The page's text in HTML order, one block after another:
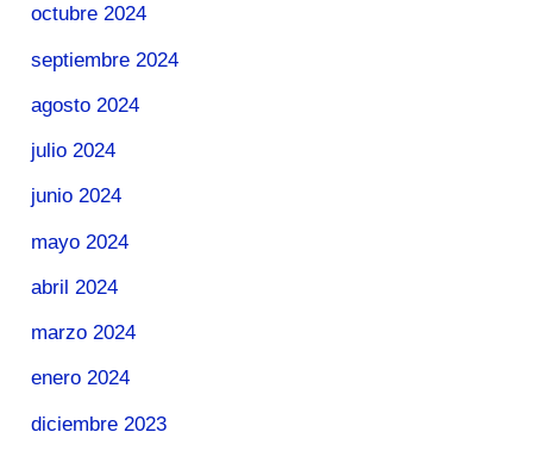
octubre 2024
septiembre 2024
agosto 2024
julio 2024
junio 2024
mayo 2024
abril 2024
marzo 2024
enero 2024
diciembre 2023